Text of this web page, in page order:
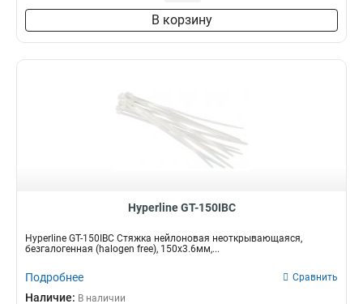
В корзину
Hyperline GT-150IBC
Hyperline GT-150IBC Стяжка нейлоновая неоткрывающаяся,
безгалогенная (halogen free), 150x3.6мм,...
Подробнее Сравнить
Наличие: В наличии